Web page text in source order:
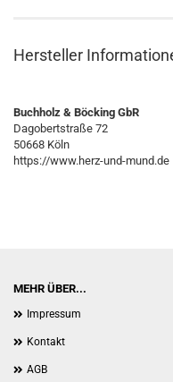
Hersteller
Buchholz & Böcking GbR
Dagobertstraße 72
50668 Köln
https://www.herz-und-mund.de
MEHR ÜBER...
Impressum
Kontakt
AGB